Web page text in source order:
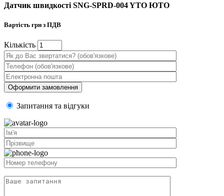
Датчик швидкості SNG-SPRD-004 YTO ЮТО
Вартість грн з ПДВ
Кiлькiсть
Запитання та вiдгуки